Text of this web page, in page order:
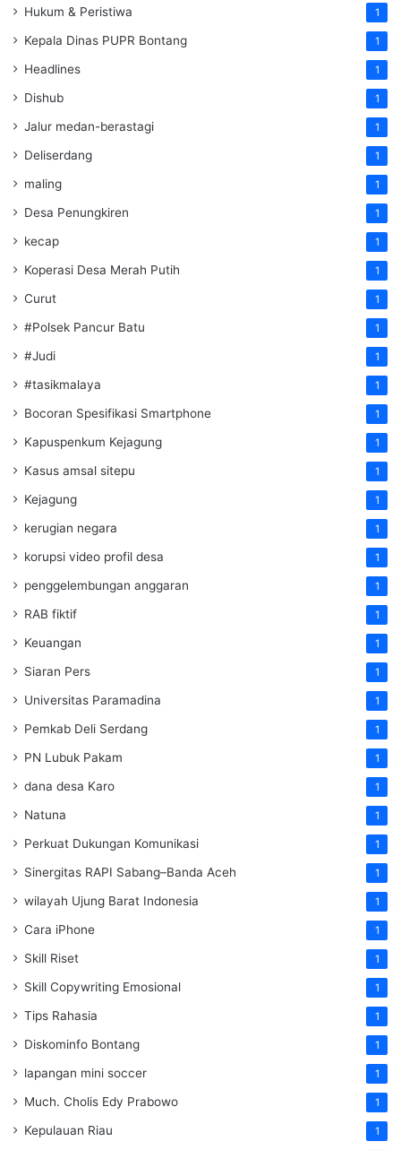
Hukum & Peristiwa 1
Kepala Dinas PUPR Bontang 1
Headlines 1
Dishub 1
Jalur medan-berastagi 1
Deliserdang 1
maling 1
Desa Penungkiren 1
kecap 1
Koperasi Desa Merah Putih 1
Curut 1
#Polsek Pancur Batu 1
#Judi 1
#tasikmalaya 1
Bocoran Spesifikasi Smartphone 1
Kapuspenkum Kejagung 1
Kasus amsal sitepu 1
Kejagung 1
kerugian negara 1
korupsi video profil desa 1
penggelembungan anggaran 1
RAB fiktif 1
Keuangan 1
Siaran Pers 1
Universitas Paramadina 1
Pemkab Deli Serdang 1
PN Lubuk Pakam 1
dana desa Karo 1
Natuna 1
Perkuat Dukungan Komunikasi 1
Sinergitas RAPI Sabang–Banda Aceh 1
wilayah Ujung Barat Indonesia 1
Cara iPhone 1
Skill Riset 1
Skill Copywriting Emosional 1
Tips Rahasia 1
Diskominfo Bontang 1
lapangan mini soccer 1
Much. Cholis Edy Prabowo 1
Kepulauan Riau 1